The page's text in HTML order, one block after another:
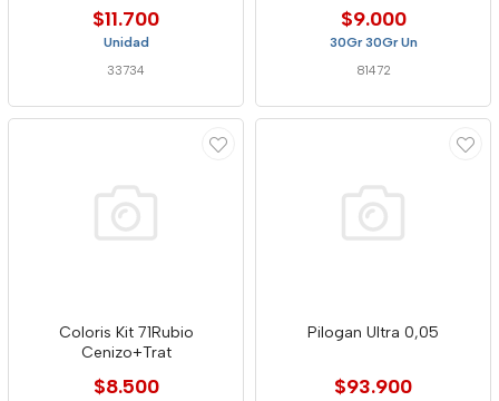
$11.700
Unidad
33734
$9.000
30Gr 30Gr Un
81472
Coloris Kit 71Rubio
Cenizo+Trat
$8.500
Pilogan Ultra 0,05
$93.900